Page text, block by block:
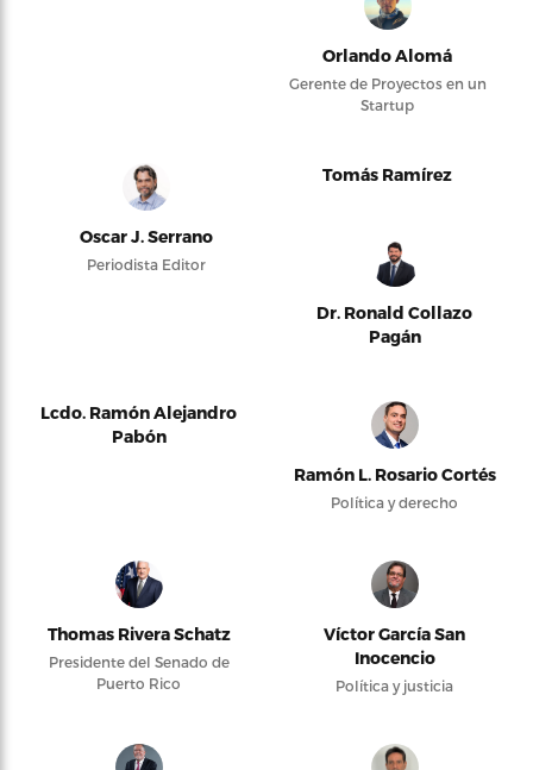
Orlando Alomá
Gerente de Proyectos en un
Startup
Oscar J. Serrano
Periodista Editor
Tomás Ramírez
Dr. Ronald Collazo
Pagán
Lcdo. Ramón Alejandro
Pabón
Ramón L. Rosario Cortés
Política y derecho
Thomas Rivera Schatz
Presidente del Senado de
Puerto Rico
Víctor García San
Inocencio
Política y justicia